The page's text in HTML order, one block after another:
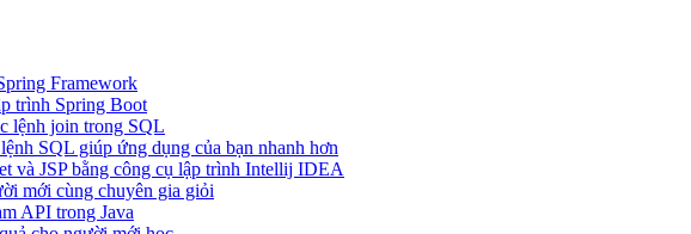
Framework
trình Spring Boot
lệnh join trong SQL
SQL giúp ứng dụng của bạn nhanh hơn
và JSP bằng công cụ lập trình Intellij IDEA
mới cùng chuyên gia giỏi
API trong Java